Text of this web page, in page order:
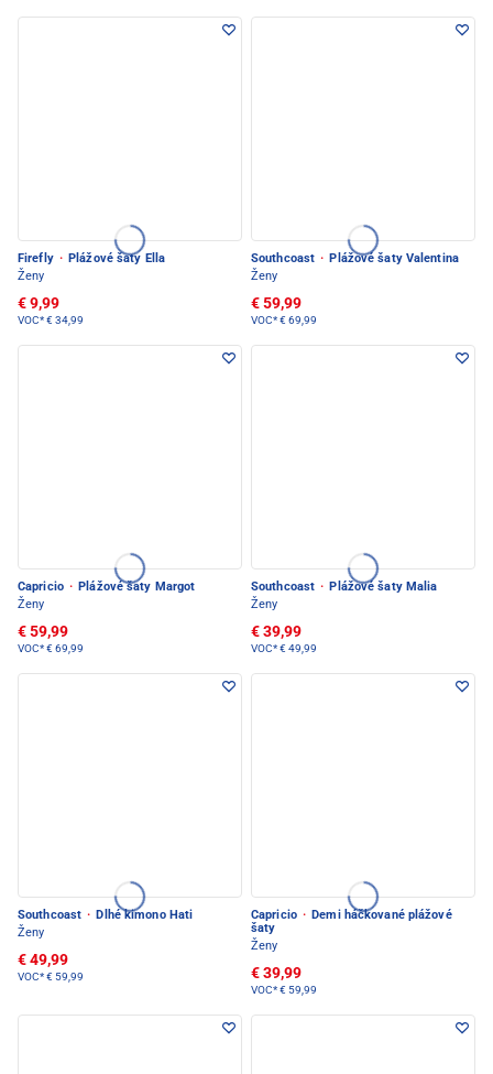
Firefly · Plážové šaty Ella
Ženy
€ 9,99
VOC*€ 34,99
Southcoast · Plážové šaty Valentina
Ženy
€ 59,99
VOC*€ 69,99
Capricio · Plážové šaty Margot
Ženy
€ 59,99
VOC*€ 69,99
Southcoast · Plážové šaty Malia
Ženy
€ 39,99
VOC*€ 49,99
Southcoast · Dlhé kimono Hati
Ženy
€ 49,99
VOC*€ 59,99
Capricio · Demi háčkované plážové
šaty
Ženy
€ 39,99
VOC*€ 59,99